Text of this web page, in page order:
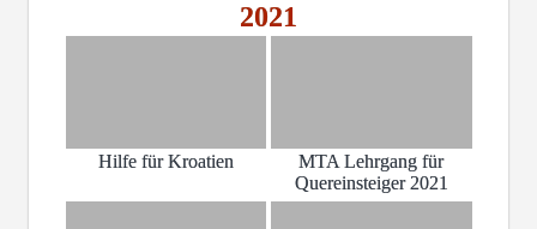
2021
Hilfe für Kroatien
MTA Lehrgang für
Quereinsteiger 2021